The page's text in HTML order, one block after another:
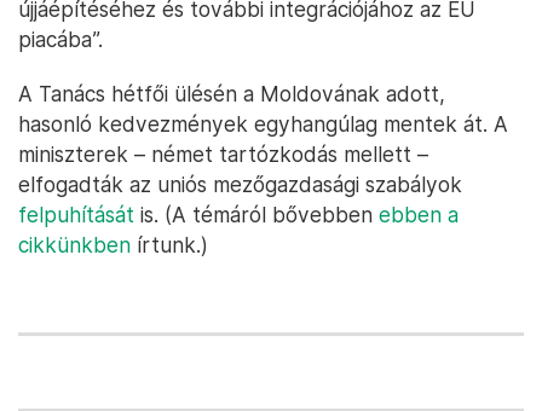
újjáépítéséhez és további integrációjához az EU
piacába”.
A Tanács hétfői ülésén a Moldovának adott,
hasonló kedvezmények egyhangúlag mentek át. A
miniszterek – német tartózkodás mellett –
elfogadták az uniós mezőgazdasági szabályok
felpuhítását is. (A témáról bővebben ebben a
cikkünkben írtunk.)